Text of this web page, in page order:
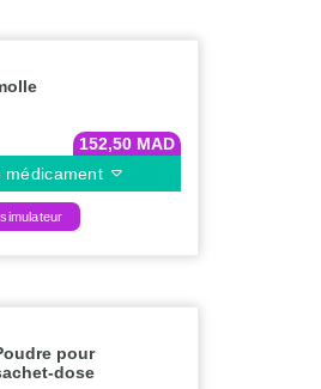
152,50 MAD
médicament
pour
dose